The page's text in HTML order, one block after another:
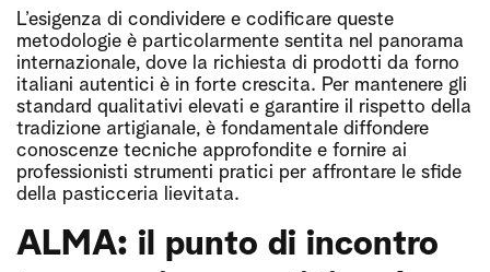
L’esigenza di condividere e codificare queste
metodologie è particolarmente sentita nel panorama
internazionale, dove la richiesta di prodotti da forno
italiani autentici è in forte crescita. Per mantenere gli
standard qualitativi elevati e garantire il rispetto della
tradizione artigianale, è fondamentale diffondere
conoscenze tecniche approfondite e fornire ai
professionisti strumenti pratici per affrontare le sfide
della pasticceria lievitata.
ALMA: il punto di incontro